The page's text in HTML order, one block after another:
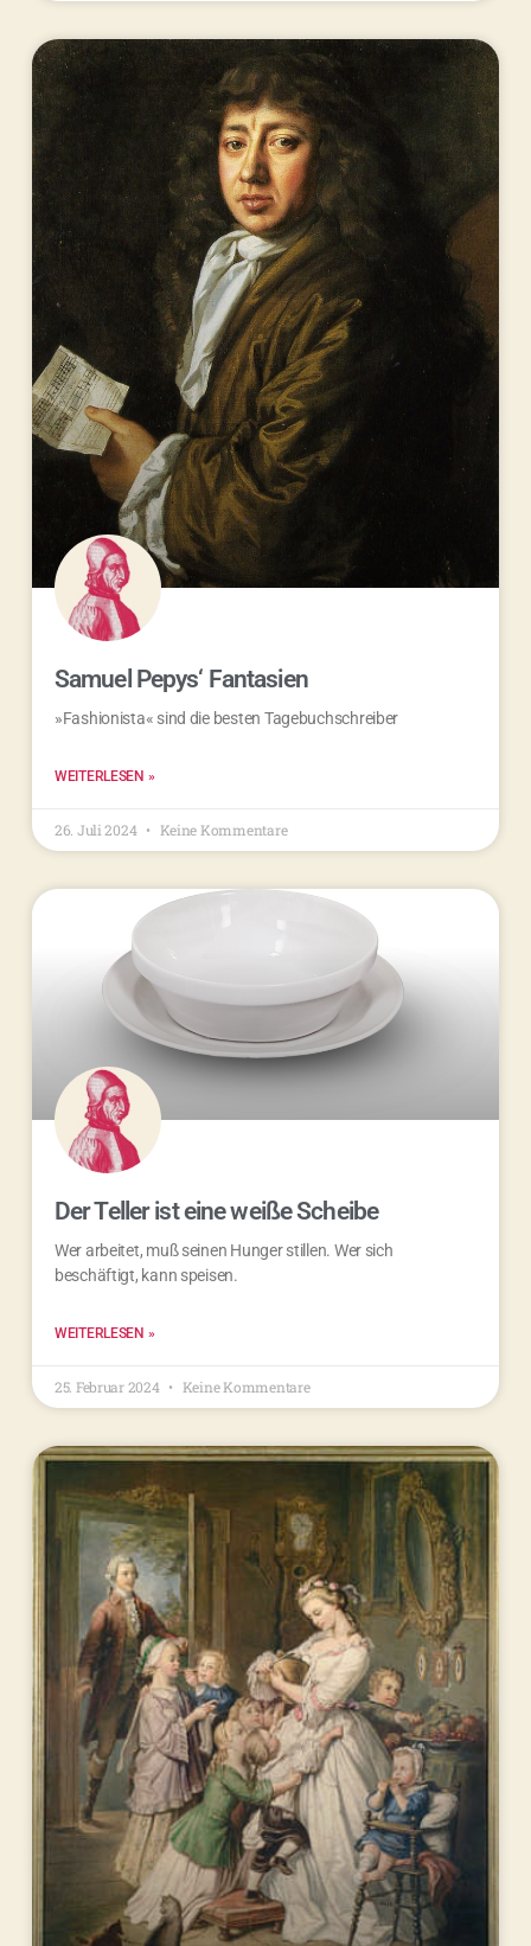
Samuel Pepys‘ Fantasien
»Fashionista« sind die besten Tagebuchschreiber
WEITERLESEN »
26. Juli 2024 Keine Kommentare
Der Teller ist eine weiße Scheibe
Wer arbeitet, muß seinen Hunger stillen. Wer sich
beschäftigt, kann speisen.
WEITERLESEN »
25. Februar 2024 Keine Kommentare